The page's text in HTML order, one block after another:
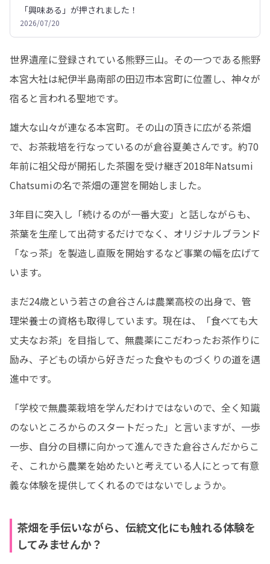
「興味ある」が押されました！
2026/07/20
世界遺産に登録されている熊野三山。その一つである熊野
本宮大社は紀伊半島南部の田辺市本宮町に位置し、神々が
宿ると言われる聖地です。
雄大な山々が連なる本宮町。その山の頂きに広がる茶畑
で、お茶栽培を行なっているのが倉谷夏美さんです。約70
年前に祖父母が開拓した茶園を受け継ぎ2018年Natsumi
Chatsumiの名で茶畑の運営を開始しました。
3年目に突入し「続けるのが一番大変」と話しながらも、
茶葉を生産して出荷するだけでなく、オリジナルブランド
「なっ茶」を製造し直販を開始するなど事業の幅を広げて
います。
まだ24歳という若さの倉谷さんは農業高校の出身で、管
理栄養士の資格も取得しています。現在は、「食べても大
丈夫なお茶」を目指して、無農薬にこだわったお茶作りに
励み、子どもの頃から好きだった食やものづくりの道を邁
進中です。
「学校で無農薬栽培を学んだわけではないので、全く知識
のないところからのスタートだった」と言いますが、一歩
一歩、自分の目標に向かって進んできた倉谷さんだからこ
そ、これから農業を始めたいと考えている人にとって有意
義な体験を提供してくれるのではないでしょうか。
茶畑を手伝いながら、伝統文化にも触れる体験を
してみませんか？